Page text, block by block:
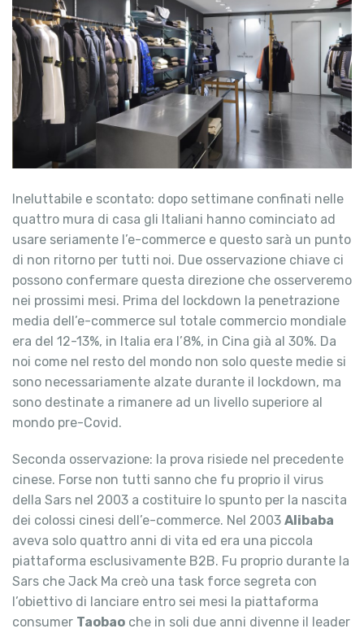
Ineluttabile e scontato: dopo settimane confinati nelle
quattro mura di casa gli Italiani hanno cominciato ad
usare seriamente l’e-commerce e questo sarà un punto
di non ritorno per tutti noi. Due osservazione chiave ci
possono confermare questa direzione che osserveremo
nei prossimi mesi. Prima del lockdown la penetrazione
media dell’e-commerce sul totale commercio mondiale
era del 12-13%, in Italia era l’8%, in Cina già al 30%. Da
noi come nel resto del mondo non solo queste medie si
sono necessariamente alzate durante il lockdown, ma
sono destinate a rimanere ad un livello superiore al
mondo pre-Covid.
Seconda osservazione: la prova risiede nel precedente
cinese. Forse non tutti sanno che fu proprio il virus
della Sars nel 2003 a costituire lo spunto per la nascita
dei colossi cinesi dell’e-commerce. Nel 2003 Alibaba
aveva solo quattro anni di vita ed era una piccola
piattaforma esclusivamente B2B. Fu proprio durante la
Sars che Jack Ma creò una task force segreta con
l’obiettivo di lanciare entro sei mesi la piattaforma
consumer Taobao che in soli due anni divenne il leader